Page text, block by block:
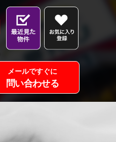
メールですぐに
問い合わせる